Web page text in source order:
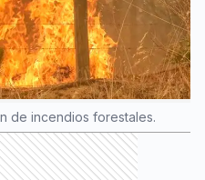
de incendios forestales.